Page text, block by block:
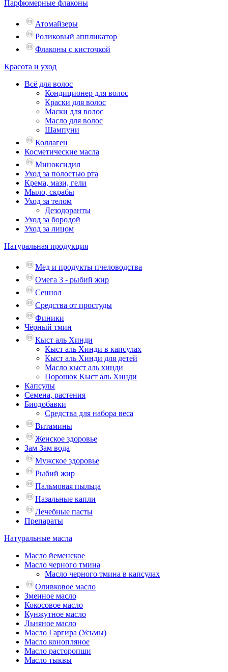
Парфюмерные флаконы
Атомайзеры
Роликовый аппликатор
Флаконы с кисточкой
Красота и уход
Всё для волос
Кондиционер для волос
Краски для волос
Маски для волос
Масло для волос
Шампуни
Коллаген
Косметические масла
Миноксидил
Уход за полостью рта
Крема, мази, гели
Мыло, скрабы
Уход за телом
Дезодоранты
Уход за бородой
Уход за лицом
Натуральная продукция
Мед и продукты пчеловодства
Омега 3 - рыбий жир
Сеннол
Средства от простуды
Финики
Чёрный тмин
Кыст аль Хинди
Кыст аль Хинди в капсулах
Кыст аль Хинди для детей
Масло кыст аль хинди
Порошок Кыст аль Хинди
Капсулы
Семена, растения
Биодобавки
Средства для набора веса
Витамины
Женское здоровье
Зам Зам вода
Мужское здоровье
Рыбий жир
Пальмовая пыльца
Назальные капли
Лечебные пасты
Препараты
Натуральные масла
Масло йеменское
Масло черного тмина
Масло черного тмина в капсулах
Оливковое масло
Змеиное масло
Кокосовое масло
Кунжутное масло
Льняное масло
Масло Гаргира (Усьмы)
Масло конопляное
Масло расторопши
Масло тыквы